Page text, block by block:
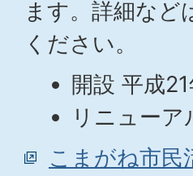
ます。詳細など
ください。
開設 平成
リニュー
こまがね市民